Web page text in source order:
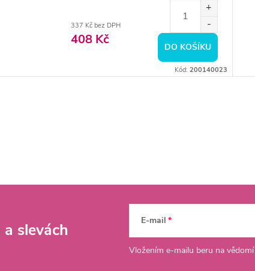
337 Kč bez DPH
408 Kč DO KOŠÍKU
Kód: 200140023
a slevách E-mail
Vložením e-mailu beru na vědomí